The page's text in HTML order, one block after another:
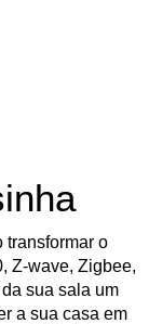
transformar o
Z-wave, Zigbee,
sua sala um
a sua casa em